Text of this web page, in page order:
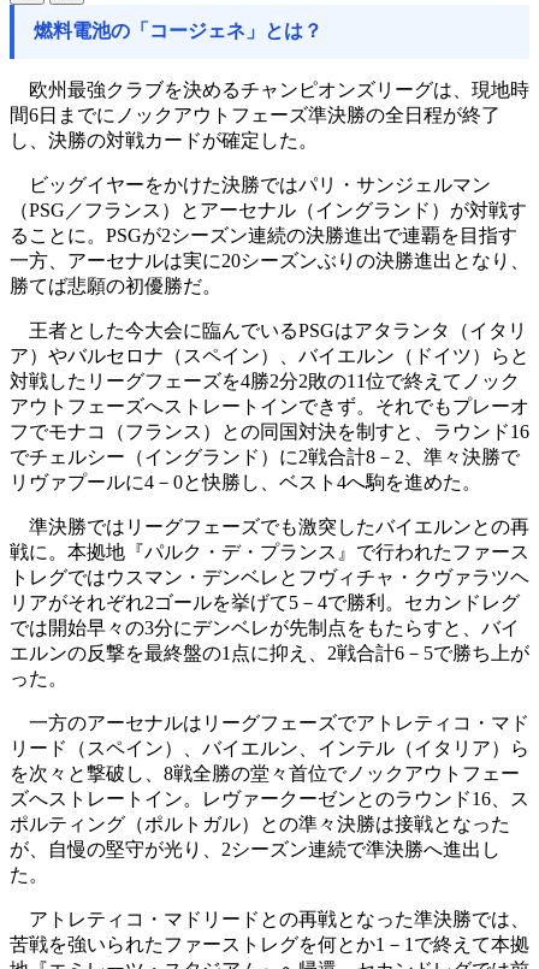
燃料電池の「コージェネ」とは？
欧州最強クラブを決めるチャンピオンズリーグは、現地時
間6日までにノックアウトフェーズ準決勝の全日程が終了
し、決勝の対戦カードが確定した。
ビッグイヤーをかけた決勝ではパリ・サンジェルマン
（PSG／フランス）とアーセナル（イングランド）が対戦す
ることに。PSGが2シーズン連続の決勝進出で連覇を目指す
一方、アーセナルは実に20シーズンぶりの決勝進出となり、
勝てば悲願の初優勝だ。
王者とした今大会に臨んでいるPSGはアタランタ（イタリ
ア）やバルセロナ（スペイン）、バイエルン（ドイツ）らと
対戦したリーグフェーズを4勝2分2敗の11位で終えてノック
アウトフェーズへストレートインできず。それでもプレーオ
フでモナコ（フランス）との同国対決を制すと、ラウンド16
でチェルシー（イングランド）に2戦合計8－2、準々決勝で
リヴァプールに4－0と快勝し、ベスト4へ駒を進めた。
準決勝ではリーグフェーズでも激突したバイエルンとの再
戦に。本拠地『パルク・デ・プランス』で行われたファース
トレグではウスマン・デンベレとフヴィチャ・クヴァラツヘ
リアがそれぞれ2ゴールを挙げて5－4で勝利。セカンドレグ
では開始早々の3分にデンベレが先制点をもたらすと、バイ
エルンの反撃を最終盤の1点に抑え、2戦合計6－5で勝ち上が
った。
一方のアーセナルはリーグフェーズでアトレティコ・マド
リード（スペイン）、バイエルン、インテル（イタリア）ら
を次々と撃破し、8戦全勝の堂々首位でノックアウトフェー
ズへストレートイン。レヴァークーゼンとのラウンド16、ス
ポルティング（ポルトガル）との準々決勝は接戦となった
が、自慢の堅守が光り、2シーズン連続で準決勝へ進出し
た。
アトレティコ・マドリードとの再戦となった準決勝では、
苦戦を強いられたファーストレグを何とか1－1で終えて本拠